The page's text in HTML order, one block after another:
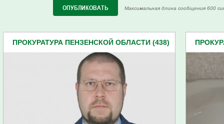
Максимальная длина сообщения 600
ПРОКУРАТУРА ПЕНЗЕНСКОЙ ОБЛАСТИ (438)